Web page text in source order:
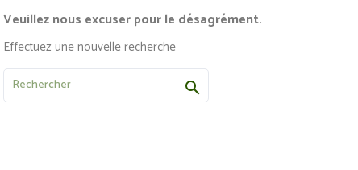
Veuillez nous excuser pour le désagrément.
Effectuez une nouvelle recherche
